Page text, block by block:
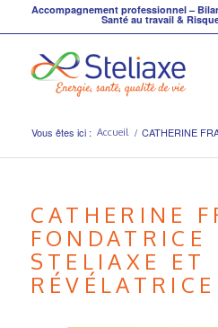
Accompagnement professionnel –
Santé au travail &
Vous êtes ici : Accueil / CATHERINE
CATHERINE
FONDATRICE
STELIAXE ET